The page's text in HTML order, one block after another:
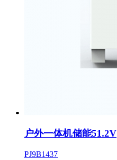
户外一体机储能51.2V
PJ9B1437